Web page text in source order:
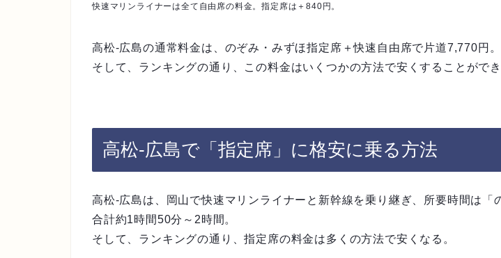
快速マリンライナーは全て自由席の料金。指定席は＋840円。
高松-広島の通常料金は、のぞみ・みずほ指定席＋快速自由席で片道7,770円。
そして、ランキングの通り、この料金はいくつかの方法で安くすることができ
高松-広島で「指定席」に格安に乗る方法
高松-広島は、岡山で快速マリンライナーと新幹線を乗り継ぎ、所要時間は「
合計約1時間50分～2時間。
そして、ランキングの通り、指定席の料金は多くの方法で安くなる。